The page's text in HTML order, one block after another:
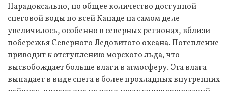
Парадоксально, но общее количество доступной
снеговой воды по всей Канаде на самом деле
увеличилось, особенно в северных регионах, вблизи
побережья Северного Ледовитого океана. Потепление
приводит к отступлению морского льда, что
высвобождает больше влаги в атмосферу. Эта влага
выпадает в виде снега в более прохладных внутренних